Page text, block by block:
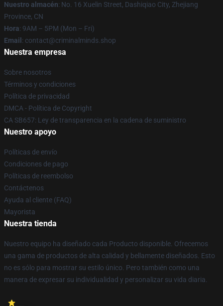
Nuestro almacén: No. 16 Xuelin Street, Dashiqiao City, Zhejiang
Province, CN
Hora: 9AM – 5PM (Mon – Fri)
Email : contact@criminalminds.shop
Nuestra empresa
Sobre nosotros
Términos y condiciones
Política de privacidad
DMCA - Política de Copyright
CA SB657: Ley de transparencia en la cadena de suministro
Nuestro apoyo
Políticas de envío
Condiciones de pago
Políticas de reembolso
Contáctenos
Ayuda al cliente (FAQ)
Mayorista
Nuestra tienda
Nuestro equipo ha diseñado cada Producto disponible. Ofrecemos
una gama de productos de alta calidad y bellamente diseñados. Esto
no es sólo para mostrar su estilo único. Pero también como una
manera de expresar su individualidad y personalizar su vida diaria.